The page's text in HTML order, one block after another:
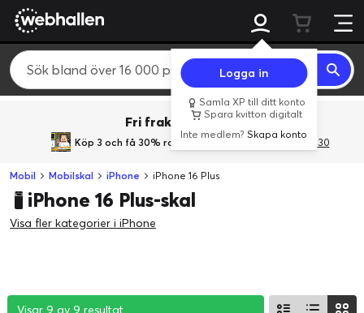
Logga in
Samla XP till ditt konto
Spara kvitton digitalt
Inte medlem?Skapa konto
Fri frakt över 800 kr.
Köp 3 och få 30% rabatt med rabattkoden 3Gives30
Mobil Mobilskal iPhone iPhone 16 Plus
iPhone 16 Plus-skal
Visa fler kategorier i iPhone
Visar 9 av 9 resultat
Visar 9 av 9 resultat
Visar 9 av 9 resultat